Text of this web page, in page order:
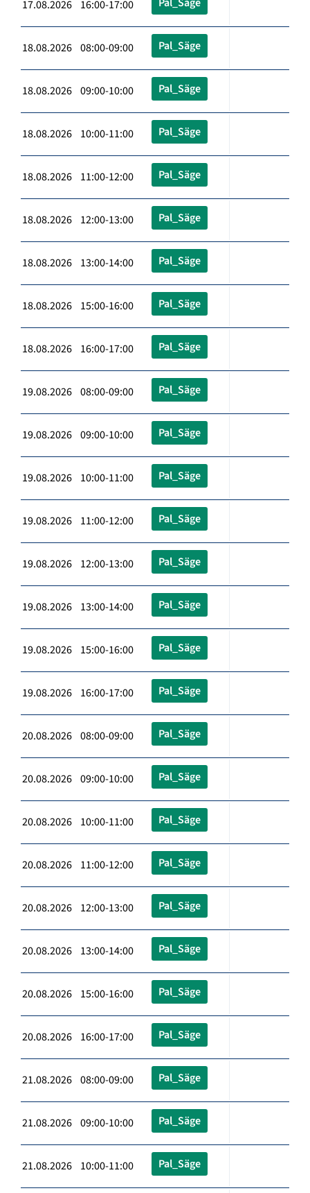
17.08.2026 16:00-17:00
18.08.2026 08:00-09:00 Pal_Säge
18.08.2026 09:00-10:00 Pal_Säge
18.08.2026 10:00-11:00 Pal_Säge
18.08.2026 11:00-12:00 Pal_Säge
18.08.2026 12:00-13:00 Pal_Säge
18.08.2026 13:00-14:00 Pal_Säge
18.08.2026 15:00-16:00 Pal_Säge
18.08.2026 16:00-17:00 Pal_Säge
19.08.2026 08:00-09:00 Pal_Säge
19.08.2026 09:00-10:00 Pal_Säge
19.08.2026 10:00-11:00 Pal_Säge
19.08.2026 11:00-12:00 Pal_Säge
19.08.2026 12:00-13:00 Pal_Säge
19.08.2026 13:00-14:00 Pal_Säge
19.08.2026 15:00-16:00 Pal_Säge
19.08.2026 16:00-17:00 Pal_Säge
20.08.2026 08:00-09:00 Pal_Säge
20.08.2026 09:00-10:00 Pal_Säge
20.08.2026 10:00-11:00 Pal_Säge
20.08.2026 11:00-12:00 Pal_Säge
20.08.2026 12:00-13:00 Pal_Säge
20.08.2026 13:00-14:00 Pal_Säge
20.08.2026 15:00-16:00 Pal_Säge
20.08.2026 16:00-17:00 Pal_Säge
21.08.2026 08:00-09:00 Pal_Säge
21.08.2026 09:00-10:00 Pal_Säge
21.08.2026 10:00-11:00 Pal_Säge